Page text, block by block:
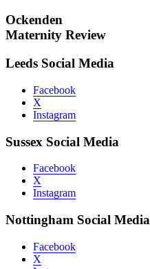
Ockenden
Maternity Review
Leeds Social Media
Facebook
X
Instagram
Sussex Social Media
Facebook
X
Instagram
Nottingham Social Media
Facebook
X